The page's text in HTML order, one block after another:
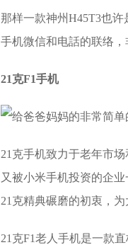
那样一款神州H45T3也
手机微信和电話的联络，
21克F1手机
21克手机致力于老年市
又被小米手机投资的企
21克精典碾磨的初衷，
21克F1老人手机是一款